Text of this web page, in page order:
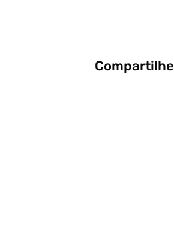
Compartilhe